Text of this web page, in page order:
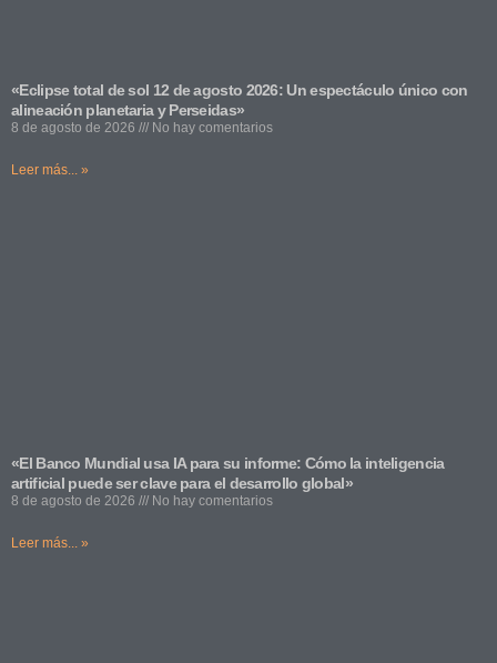
«Eclipse total de sol 12 de agosto 2026: Un espectáculo único con
alineación planetaria y Perseidas»
8 de agosto de 2026 No hay comentarios
Leer más... »
«El Banco Mundial usa IA para su informe: Cómo la inteligencia
artificial puede ser clave para el desarrollo global»
8 de agosto de 2026 No hay comentarios
Leer más... »